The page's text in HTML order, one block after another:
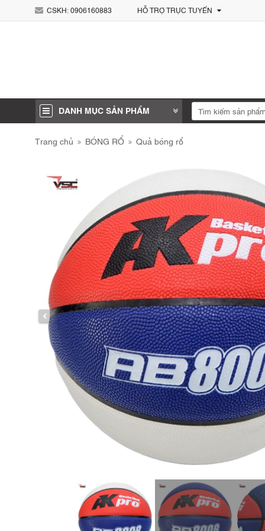
CSKH:0906160883 HỖ TRỢ TRỰC TUYẾN
DANH MỤC SẢN PHẨM
Trang chủ BÓNG RỔ Quả bóng rổ